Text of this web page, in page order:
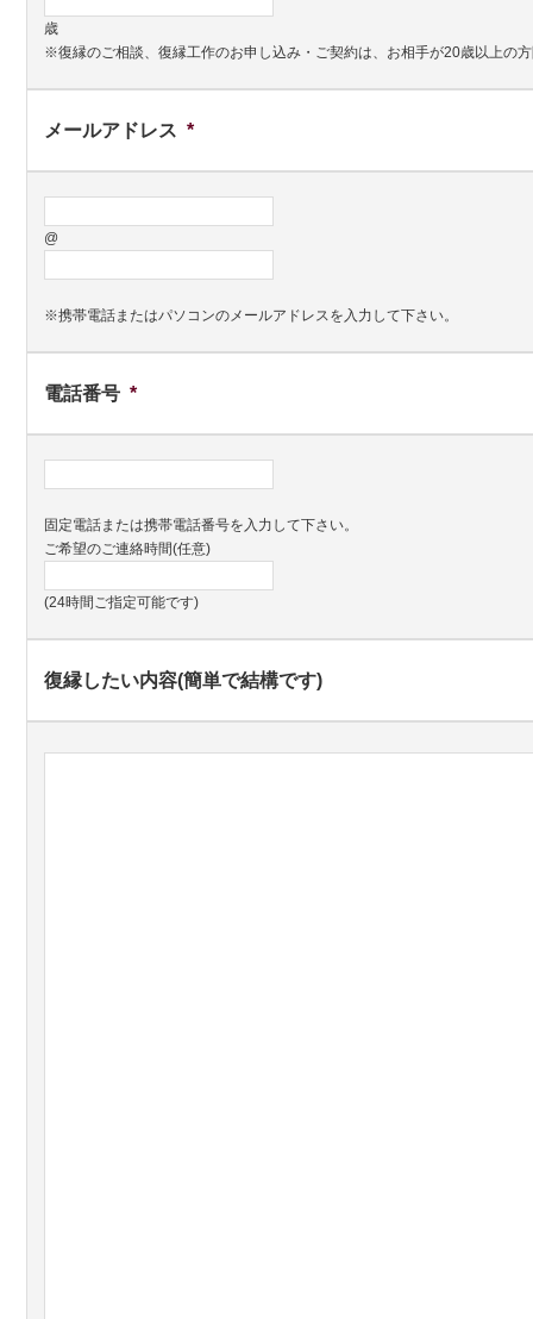
歳
※復縁のご相談、復縁工作のお申し込み・ご契約は、お相手が20歳以上の
メールアドレス *
@
※携帯電話またはパソコンのメールアドレスを入力して下さい。
電話番号 *
固定電話または携帯電話番号を入力して下さい。
ご希望のご連絡時間(任意)
(24時間ご指定可能です)
復縁したい内容(簡単で結構です)